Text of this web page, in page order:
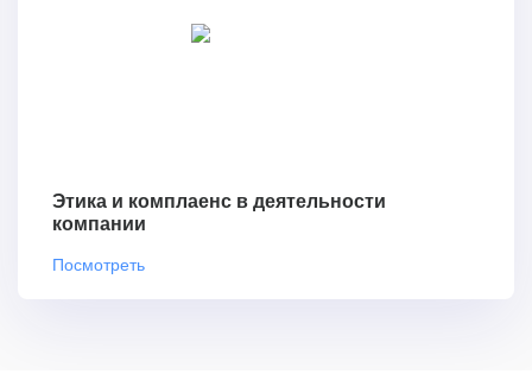
Этика и комплаенс в деятельности
компании
Посмотреть